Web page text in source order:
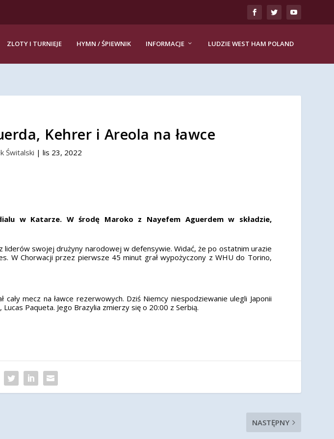
ZLOTY I TURNIEJE HYMN / ŚPIEWNIK INFORMACJE LUDZIE WEST HAM POLAND
Kehrer i Areola na ławce
Świtalski | lis 23, 2022
w Katarze. W środę Maroko z Nayefem Aguerdem w składzie,
liderów swojej drużyny narodowej w defensywie. Widać, że po ostatnim urazie
W Chorwacji przez pierwsze 45 minut grał wypożyczony z WHU do Torino,
mecz na ławce rezerwowych. Dziś Niemcy niespodziewanie ulegli Japonii
Paqueta. Jego Brazylia zmierzy się o 20:00 z Serbią.
NASTĘPNY